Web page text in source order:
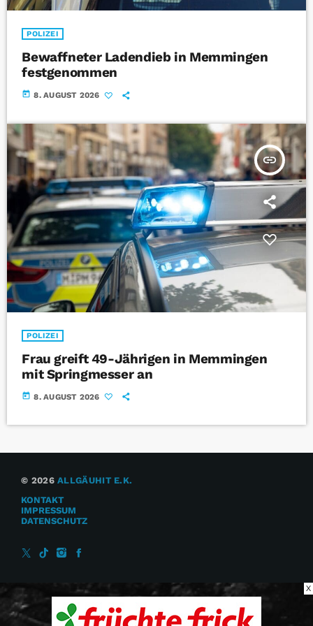
POLIZEI
Bewaffneter Ladendieb in Memmingen
festgenommen
today 8. AUGUST 2026
insert_link
POLIZEI
Frau greift 49-Jährigen in Memmingen
mit Springmesser an
today 8. AUGUST 2026
© 2026ALLGÄUHIT E.K.
KONTAKT
IMPRESSUM
DATENSCHUTZ
X